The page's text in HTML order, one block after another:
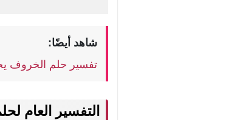
شاهد أيضًا:
تفسير حلم الخروف
التفسير العام